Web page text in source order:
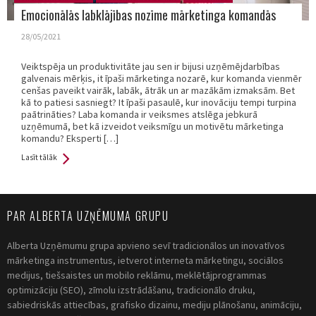
Emocionālās labklājības nozīme mārketinga komandās
28/05/2021
Veiktspēja un produktivitāte jau sen ir bijusi uzņēmējdarbības
galvenais mērķis, it īpaši mārketinga nozarē, kur komanda vienmēr
cenšas paveikt vairāk, labāk, ātrāk un ar mazākām izmaksām. Bet
kā to patiesi sasniegt? It īpaši pasaulē, kur inovāciju tempi turpina
paātrināties? Laba komanda ir veiksmes atslēga jebkurā
uzņēmumā, bet kā izveidot veiksmīgu un motivētu mārketinga
komandu? Eksperti […]
Lasīt tālāk
PAR ALBERTA UZŅĒMUMA GRUPU
Alberta Uzņēmumu grupa apvieno sevī tradicionālos un inovatīvos
mārketinga instrumentus, ietverot interneta mārketingu, sociālos
medijus, tiešsaistes un mobilo reklāmu, meklētājprogrammas
optimizāciju (SEO), zīmolu izstrādāšanu, tradicionālo druku,
sabiedriskās attiecības, grafisko dizainu, mediju plānošanu, animāciju,